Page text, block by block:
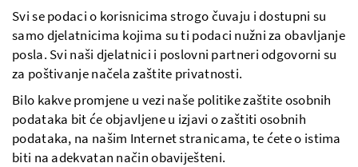
Svi se podaci o korisnicima strogo čuvaju i dostupni su
samo djelatnicima kojima su ti podaci nužni za obavljanje
posla. Svi naši djelatnici i poslovni partneri odgovorni su
za poštivanje načela zaštite privatnosti.
Bilo kakve promjene u vezi naše politike zaštite osobnih
podataka bit će objavljene u izjavi o zaštiti osobnih
podataka, na našim Internet stranicama, te ćete o istima
biti na adekvatan način obaviješteni.